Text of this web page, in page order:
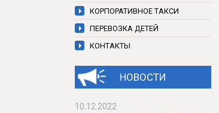
КОРПОРАТИВНОЕ ТАКСИ
ПЕРЕВОЗКА ДЕТЕЙ
КОНТАКТЫ
НОВОСТИ
10.12.2022